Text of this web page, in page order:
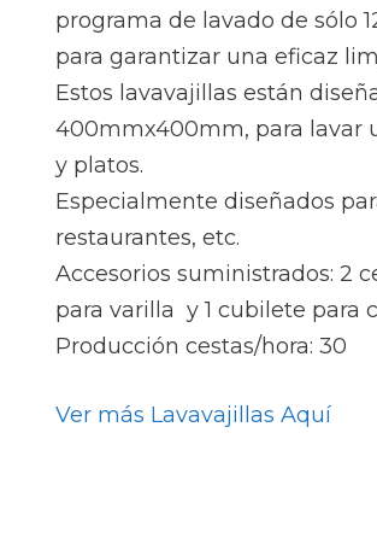
programa de lavado de sólo
para garantizar una eficaz
Estos lavavajillas están
400mmx400mm, para lavar
y platos.
Especialmente diseñados
restaurantes, etc.
Accesorios suministrados: 2
para varilla y 1 cubilete para
Producción cestas/hora: 30
Ver más Lavavajillas Aquí